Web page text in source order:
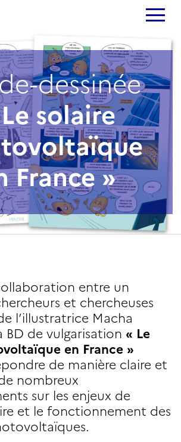
dessinée
solaire
France »
entre un
et chercheuses
l’illustratrice Macha
BD de vulgarisation « Le
en France »
de manière claire et
nombreux
sur les enjeux de
et le fonctionnement des